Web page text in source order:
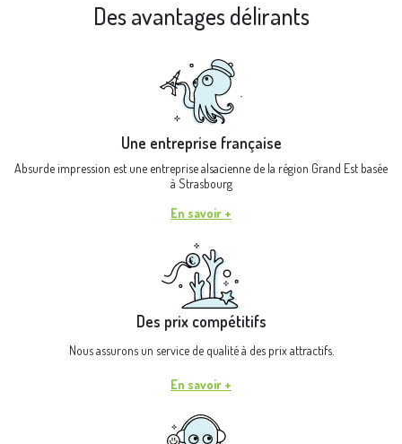
Des avantages délirants
Une entreprise française
Absurde impression est une entreprise alsacienne de la région Grand Est basée
à Strasbourg
En savoir +
Des prix compétitifs
Nous assurons un service de qualité à des prix attractifs.
En savoir +